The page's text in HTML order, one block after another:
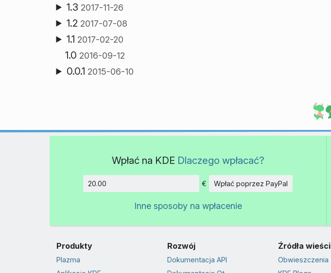
1.3 2017-11-26
1.2 2017-07-08
1.1 2017-02-20
1.0 2016-09-12
0.0.1 2015-06-10
Wpłać na KDE Dlaczego wpłacać?
Kwota
€ Wpłać poprzez PayPal
Inne sposoby na wpłacenie
Produkty
Plazma
Rozwój
Dokumentacja API
Źródła wieści
Obwieszczenia